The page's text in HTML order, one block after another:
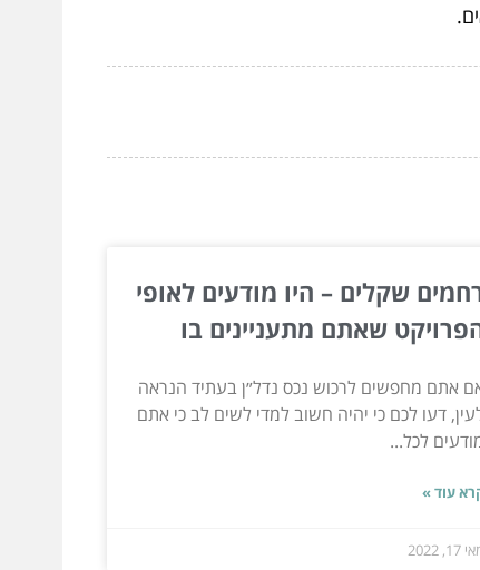
שקלים – היו מודעים לאופי
שאתם מתעניינים בו
אתם מחפשים לרכוש נכס נדל״ן בעתיד הנראה
דעו לכם כי יהיה חשוב למדי לשים לב כי אתם
לכל...
עוד »
17, 2022